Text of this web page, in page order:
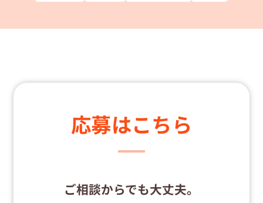
応募はこちら
ご相談からでも大丈夫。